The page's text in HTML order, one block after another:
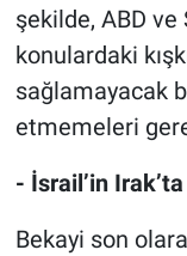
şekilde, ABD
konulardaki
sağlamayacak
etmemeleri
- İsrail’in
Bekayi son